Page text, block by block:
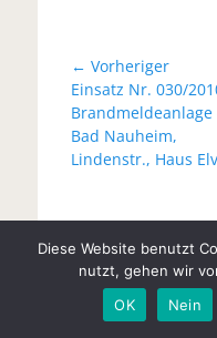
← Vorheriger
Vorheriger
Beitrag:
Einsatz Nr. 030/
Brandmeldeanlage
Bad Nauheim,
Lindenstr., Haus
Copyright © 2026
Alle Rechte
Diese Website benutzt
nutzt, gehen wir
OK
Nein